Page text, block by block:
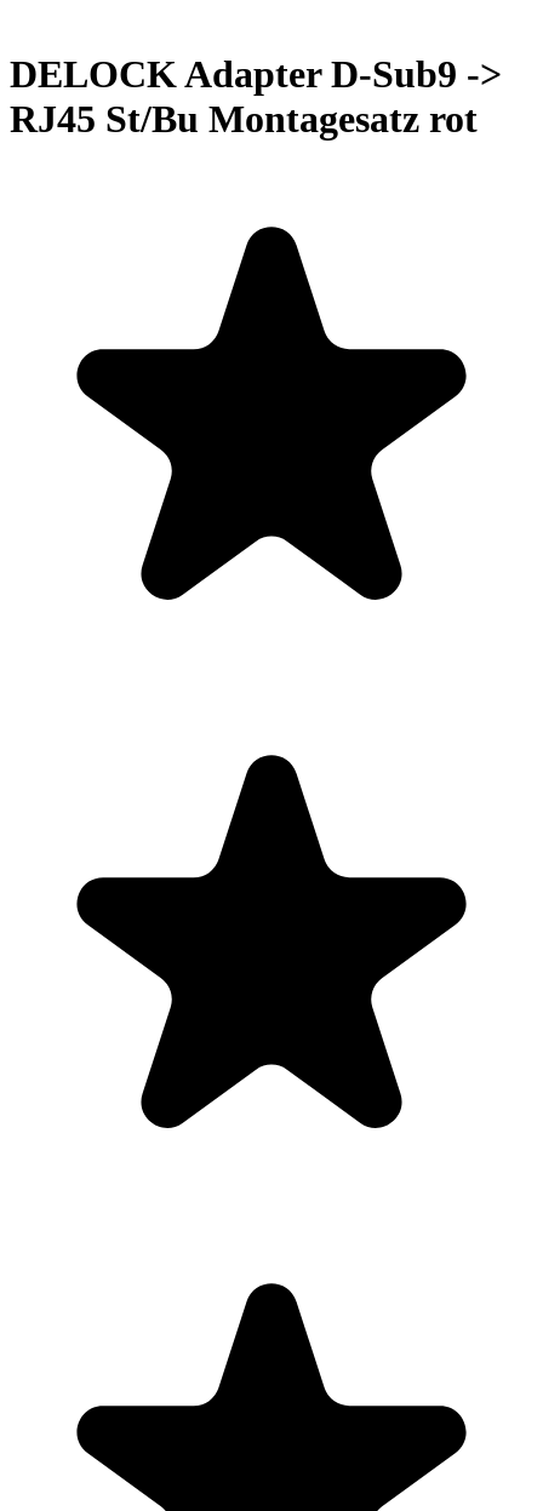
DELOCK Adapter D-Sub9 ->
RJ45 St/Bu Montagesatz rot